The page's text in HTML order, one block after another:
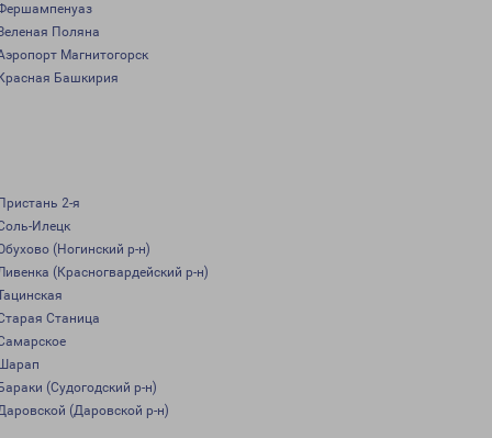
Поляна
Магнитогорск
Башкирия
2-я
Илецк
(Ногинский р-н)
(Красногвардейский р-н)
Станица
(Судогодский р-н)
(Даровской р-н)